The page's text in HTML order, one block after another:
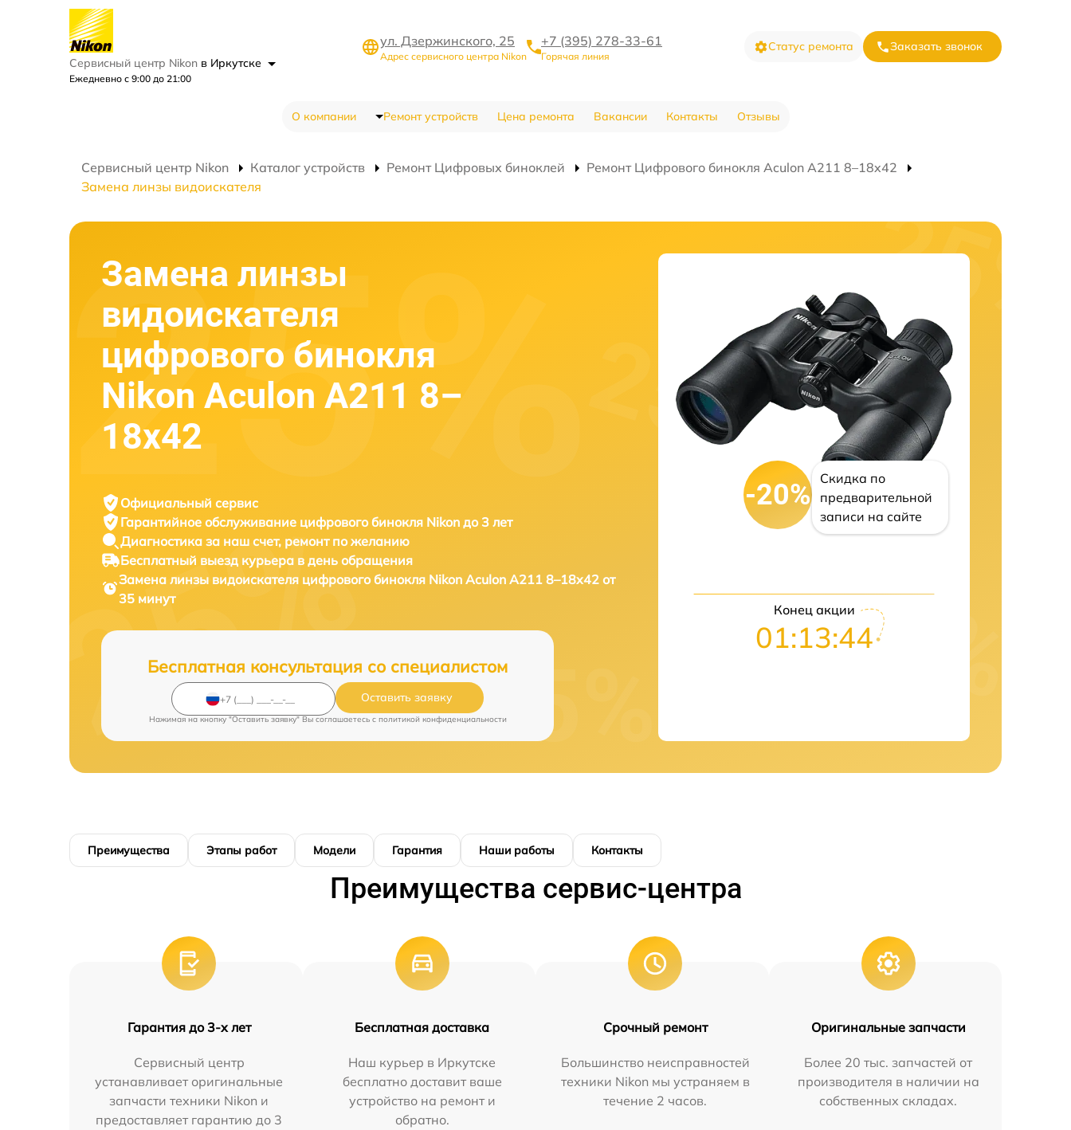
Сервисный центр Nikon в Иркутске
Ежедневно с 9:00 до 21:00
ул. Дзержинского, 25
Адрес сервисного центра Nikon
+7 (395) 278-33-61
Горячая линия
Статус ремонта Заказать звонок
О компании Ремонт устройств Цена ремонта Вакансии Контакты Отзывы
Сервисный центр Nikon Каталог устройств Ремонт Цифровых биноклей
Ремонт Цифрового бинокля Aculon A211 8–18x42
Замена линзы видоискателя
Замена линзы
видоискателя
цифрового бинокля
Nikon Aculon A211 8–
18x42
Официальный сервис
Гарантийное обслуживание цифрового бинокля Nikon до 3 лет
Диагностика за наш счет, ремонт по желанию
Бесплатный выезд курьера в день обращения
Замена линзы видоискателя цифрового бинокля Nikon Aculon A211 8–18x42 от
35 минут
Бесплатная консультация со специалистом
Оставить заявку
Нажимая на кнопку "Оставить заявку" Вы соглашаетесь c политикой конфиденциальности
-20%
Скидка по
предварительной
записи на сайте
Конец акции
01:13:43
Преимущества Этапы работ Модели Гарантия Наши работы Контакты
Преимущества сервис-центра
Гарантия до 3-х лет
Сервисный центр
устанавливает оригинальные
запчасти техники Nikon и
предоставляет гарантию до 3
Бесплатная доставка
Наш курьер в Иркутске
бесплатно доставит ваше
устройство на ремонт и
обратно.
Срочный ремонт
Большинство неисправностей
техники Nikon мы устраняем в
течение 2 часов.
Оригинальные запчасти
Более 20 тыс. запчастей от
производителя в наличии на
собственных складах.